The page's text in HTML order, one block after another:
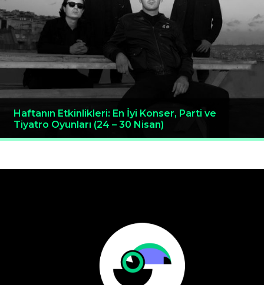
Haftanın Etkinlikleri: En İyi Konser, Parti ve
Tiyatro Oyunları (24 – 30 Nisan)